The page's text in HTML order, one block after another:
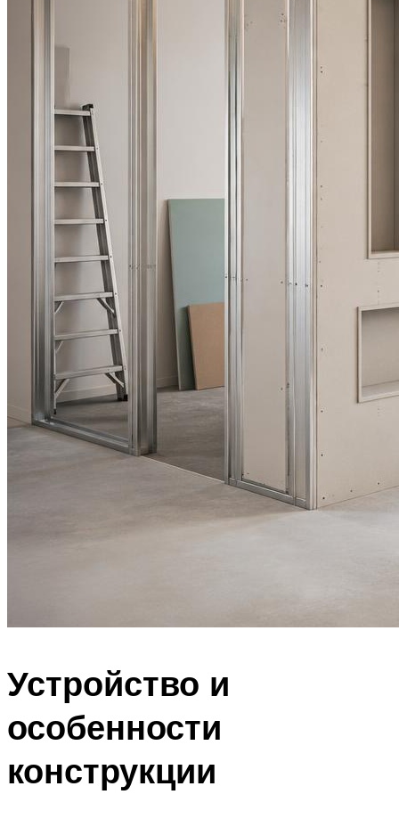
Устройство и
особенности
конструкции